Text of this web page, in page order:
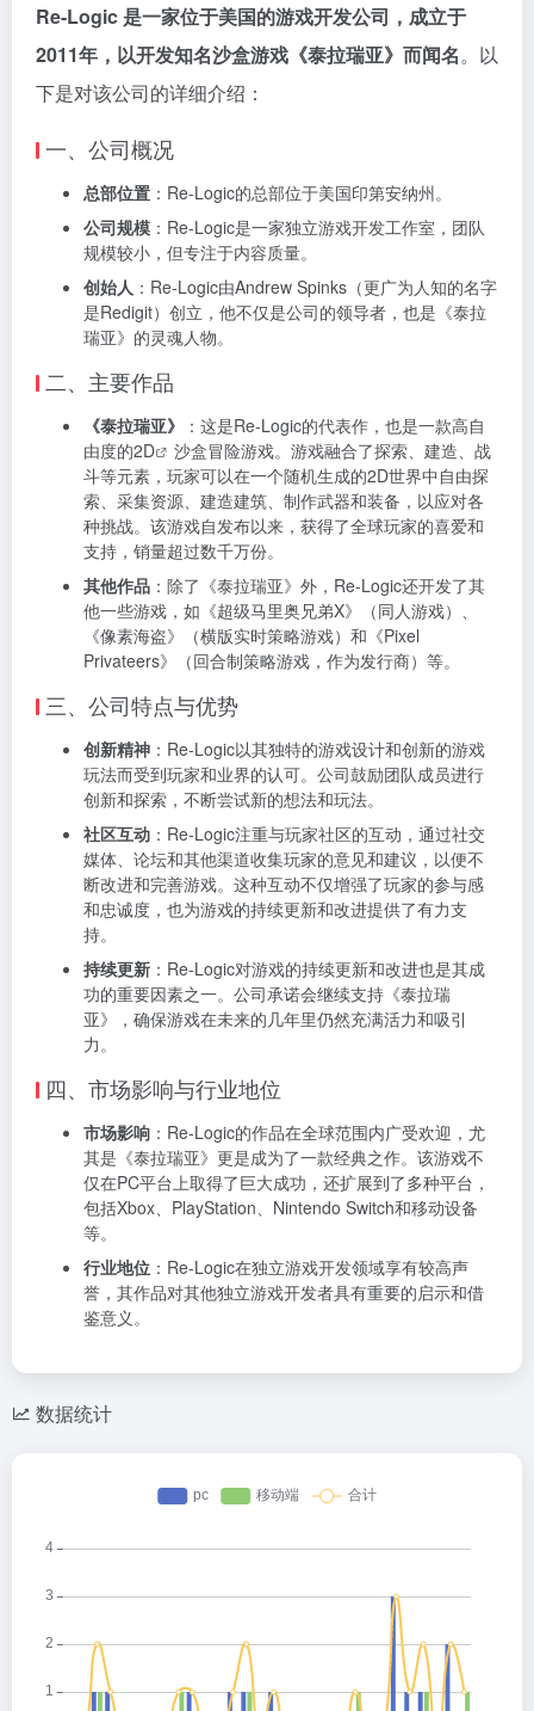
Re-Logic 是一家位于美国的游戏开发公司，成立于
2011年，以开发知名沙盒游戏《泰拉瑞亚》而闻名。以
下是对该公司的详细介绍：
一、公司概况
总部位置 ：Re-Logic的总部位于美国印第安纳州。
公司规模 ：Re-Logic是一家独立游戏开发工作室，团队
规模较小，但专注于内容质量。
创始人 ：Re-Logic由Andrew Spinks（更广为人知的名字
是Redigit）创立，他不仅是公司的领导者，也是《泰拉
瑞亚》的灵魂人物。
二、主要作品
《泰拉瑞亚》
：这是Re-Logic的代表作，也是一款高自
由度的2D
沙盒冒险游戏。游戏融合了探索、建造、战
斗等元素，玩家可以在一个随机生成的2D世界中自由探
索、采集资源、建造建筑、制作武器和装备，以应对各
种挑战。该游戏自发布以来，获得了全球玩家的喜爱和
支持，销量超过数千万份。
其他作品 ：除了《泰拉瑞亚》外，Re-Logic还开发了其
他一些游戏，如《超级马里奥兄弟X》（同人游戏）、
《像素海盗》（横版实时策略游戏）和《Pixel
Privateers》（回合制策略游戏，作为发行商）等。
三、公司特点与优势
创新精神 ：Re-Logic以其独特的游戏设计和创新的游戏
玩法而受到玩家和业界的认可。公司鼓励团队成员进行
创新和探索，不断尝试新的想法和玩法。
社区互动 ：Re-Logic注重与玩家社区的互动，通过社交
媒体、论坛和其他渠道收集玩家的意见和建议，以便不
断改进和完善游戏。这种互动不仅增强了玩家的参与感
和忠诚度，也为游戏的持续更新和改进提供了有力支
持。
持续更新 ：Re-Logic对游戏的持续更新和改进也是其成
功的重要因素之一。公司承诺会继续支持《泰拉瑞
亚》，确保游戏在未来的几年里仍然充满活力和吸引
力。
四、市场影响与行业地位
市场影响 ：Re-Logic的作品在全球范围内广受欢迎，尤
其是《泰拉瑞亚》更是成为了一款经典之作。该游戏不
仅在PC平台上取得了巨大成功，还扩展到了多种平台，
包括Xbox、PlayStation、Nintendo Switch和移动设备
等。
行业地位 ：Re-Logic在独立游戏开发领域享有较高声
誉，其作品对其他独立游戏开发者具有重要的启示和借
鉴意义。
数据统计